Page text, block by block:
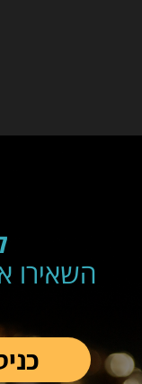
השאירו